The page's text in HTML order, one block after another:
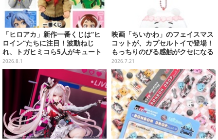
「ヒロアカ」新作一番くじは“ヒ
ロイン”たちに注目！波動ねじ
れ、トガヒミコら5人がキュート
に立体化
2026.8.1
映画「ちいかわ」のフェイスマス
コットが、カプセルトイで登場！
もっちりのびる感触がクセになる
ハチワレ、セイレーンなど全5種
2026.7.21